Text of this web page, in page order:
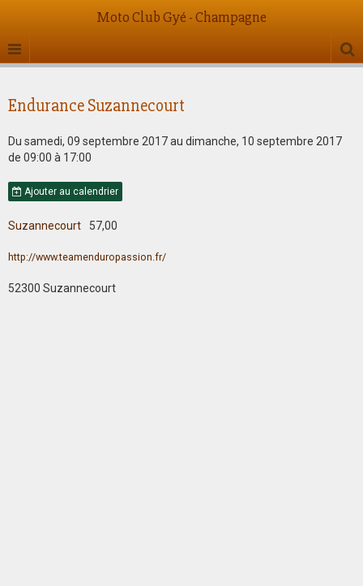
Moto Club Gyé - Champagne
Endurance Suzannecourt
Du samedi, 09 septembre 2017au dimanche, 10 septembre 2017
de 09:00 à 17:00
Ajouter au calendrier
Suzannecourt 57,00
http://www.teamenduropassion.fr/
52300 Suzannecourt